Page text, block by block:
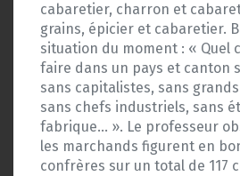
cabaretier, charron et
grains, épicier et cabaretier.
situation du moment : « Quel
faire dans un pays et canton
sans capitalistes, sans
sans chefs industriels, sans
fabrique… ». Le professeur
les marchands figurent en
confrères sur un total de 117